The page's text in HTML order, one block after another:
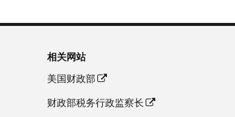
相关网站
美国财政部
财政部税务行政监察长